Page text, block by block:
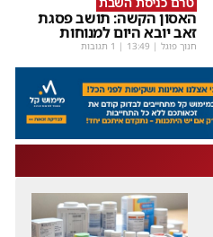
האסון הקשה: תושב פסגת
זאב יובא היום למנוחות
חנוך פוגל |
13:49 | 1 תגובות